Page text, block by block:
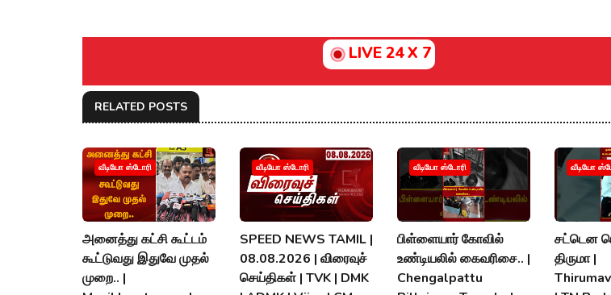
LIVE 24 X 7
RELATED POSTS
வீடியோ ஸ்டோரி
அனைத்து கட்சி கூட்டம்
கூட்டுவது இதுவே முதல்
முறை.. |
வீடியோ ஸ்டோரி
SPEED NEWS TAMIL |
08.08.2026 | விரைவுச்
செய்திகள் | TVK | DMK
வீடியோ ஸ்டோரி
பிள்ளையார் கோவில்
உண்டியலில் கைவரிசை.. |
Chengalpattu
வீடியோ
சட்டென
திருமா |